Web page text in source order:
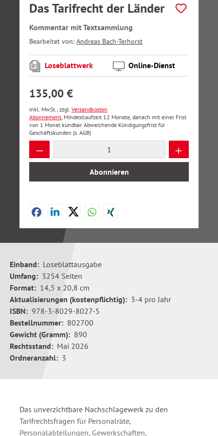
Das Tarifrecht der Länder
Kommentar mit Textsammlung
Bearbeitet von: Andreas Bach-Terhorst
Loseblattwerk Online-Dienst
135,00 €
inkl. MwSt., zzgl. Versandkosten
Abonnement, Mindestlaufzeit 12 Monate, danach mit einer Frist
von 1 Monat kündbar. Abweichende Kündigungsfrist für
Geschäftskunden (s. AGB)
Produkt Anzahl: Gib den gewünschten
Abonnieren
Einband: Loseblattausgabe
Umfang: 3254 Seiten
Format: 14,5 x 20,8 cm
Aktualisierungen (kostenpflichtig): 3-4 pro Jahr
ISBN: 978-3-8029-8027-5
Bestellnummer: 802700
Gewicht (Gramm): 890
Rechtsstand: Mai 2026
Ordneranzahl: 3
Das unverzichtbare Nachschlagewerk zu den
Tarifrechtsfragen für Personalräte,
Personalabteilungen, Gewerkschaften,